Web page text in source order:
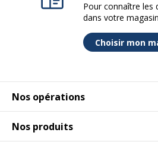
Nos opérations
Nos produits
Pour connaître les
dans votre magasin
Choisir mon